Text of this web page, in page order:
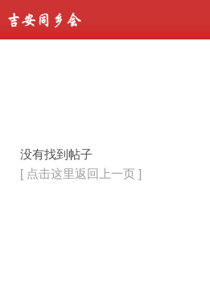
没有找到帖子
[ 点击这里返回上一页 ]